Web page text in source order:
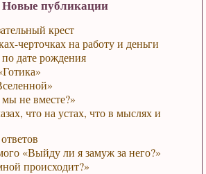
Новые публикации
крест
черточках на работу и деньги
дате рождения
не вместе?»
что на устах, что в мыслях и
«Выйду ли я замуж за него?»
происходит?»